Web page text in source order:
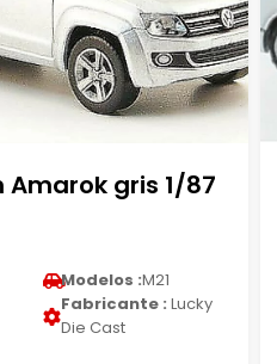
Amarok gris 1/87
Modelos :M21
Fabricante : Lucky
Die Cast